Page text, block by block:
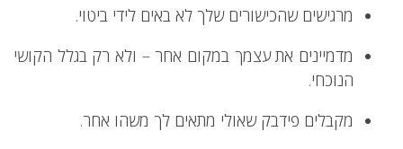
מרגישים שהכישורים שלך לא באים לידי ביטוי.
מדמיינים את עצמך במקום אחר – ולא רק בגלל הקושי
הנוכחי.
מקבלים פידבק שאולי מתאים לך משהו אחר.